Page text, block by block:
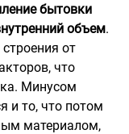
бытовки
объем.
от
что
Минусом
и то, что потом
материалом,